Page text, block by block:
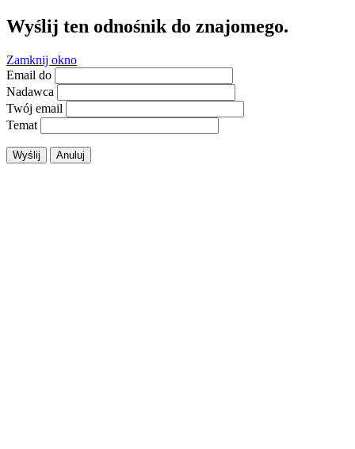
Wyślij ten odnośnik do znajomego.
Zamknij okno
Email do
Nadawca
Twój email
Temat
Wyślij Anuluj